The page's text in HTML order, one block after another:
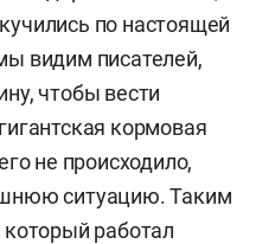
по настоящей
видим писателей,
чтобы вести
кормовая
не происходило,
ситуацию. Таким
работал